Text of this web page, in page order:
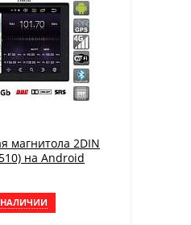
магнитола 2DIN
на Android
НАЛИЧИИ